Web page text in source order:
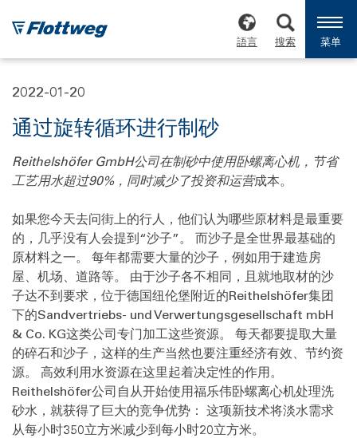
語言 搜索 菜单
2022-01-20
通过旋转循环进行制砂
Reithelshöfer GmbH公司在制砂中使用卧螺离心机，节省
工艺用水超过90%，同时减少了投资和运营成本。
如果您今天去问街上的行人，他们认为哪些原材料是最重要
的，几乎没有人会提到“沙子”。 而沙子是全世界最基础的
原材料之一。 每年都需要大量的沙子，例如用于建造房
屋、机场、道路等。 由于沙子各不相同，且就地取材的沙
子达不到要求，位于德国纽伦堡附近的Reithelshöfer集团
下的Sandvertriebs- und Verwertungsgesellschaft mbH
& Co. KG这类公司专门加工这些资源。 每天都要提取大量
的碎石和沙子，这样的生产当然也要注重经济有效、节约资
源。 高效利用水资源在这里起着决定性的作用。
Reithelshöfer公司自从开始使用福乐伟卧螺离心机处理洗
砂水，就获得了巨大的竞争优势： 这项新技术将淡水需求
从每小时350立方米减少到每小时20立方米。